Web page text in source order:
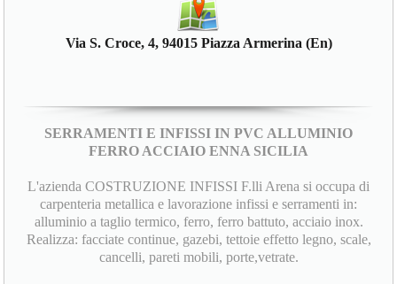
Via S. Croce, 4, 94015 Piazza Armerina (En)
SERRAMENTI E INFISSI IN PVC ALLUMINIO
FERRO ACCIAIO ENNA SICILIA
L'azienda COSTRUZIONE INFISSI F.lli Arena si occupa di
carpenteria metallica e lavorazione infissi e serramenti in:
alluminio a taglio termico, ferro, ferro battuto, acciaio inox.
Realizza: facciate continue, gazebi, tettoie effetto legno, scale,
cancelli, pareti mobili, porte,vetrate.